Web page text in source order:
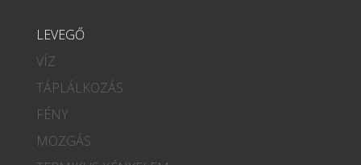
LEVEGŐ
VÍZ
TÁPLÁLKOZÁS
FÉNY
MOZGÁS